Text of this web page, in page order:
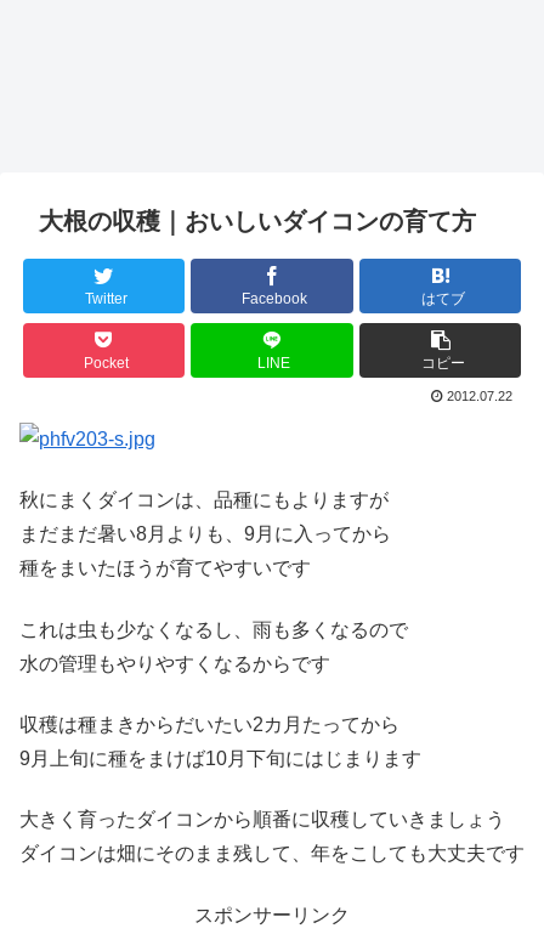
大根の収穫｜おいしいダイコンの育て方
Twitter Facebook はてブ
Pocket LINE コピー
2012.07.22
秋にまくダイコンは、品種にもよりますが
まだまだ暑い8月よりも、9月に入ってから
種をまいたほうが育てやすいです
これは虫も少なくなるし、雨も多くなるので
水の管理もやりやすくなるからです
収穫は種まきからだいたい2カ月たってから
9月上旬に種をまけば10月下旬にはじまります
大きく育ったダイコンから順番に収穫していきましょう
ダイコンは畑にそのまま残して、年をこしても大丈夫です
スポンサーリンク